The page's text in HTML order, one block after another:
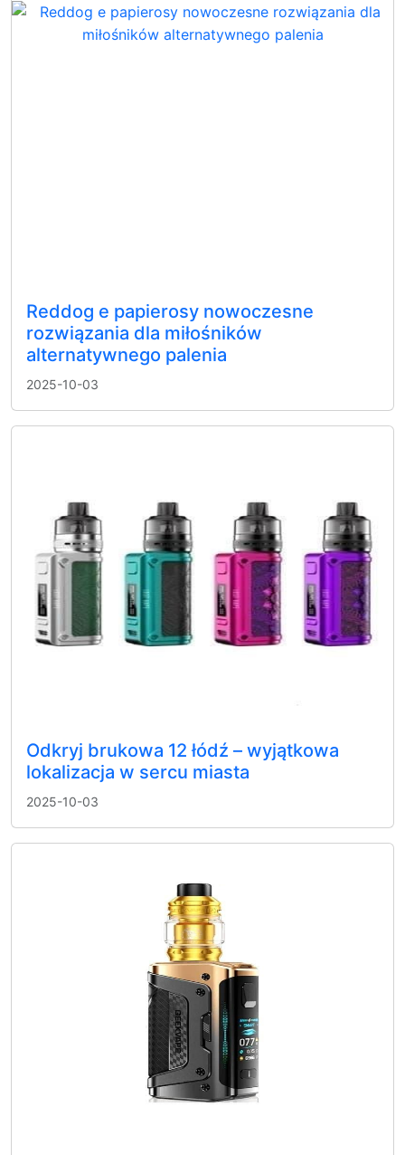
Reddog e papierosy nowoczesne
rozwiązania dla miłośników
alternatywnego palenia
2025-10-03
Odkryj brukowa 12 łódź – wyjątkowa
lokalizacja w sercu miasta
2025-10-03